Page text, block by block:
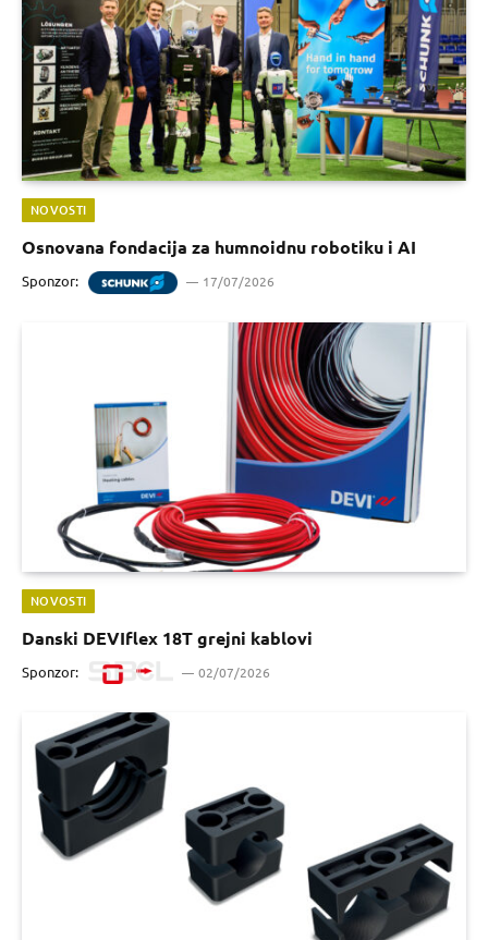
NOVOSTI
Osnovana fondacija za humnoidnu robotiku i AI
Sponzor: 17/07/2026
NOVOSTI
Danski DEVIflex 18T grejni kablovi
Sponzor: 02/07/2026